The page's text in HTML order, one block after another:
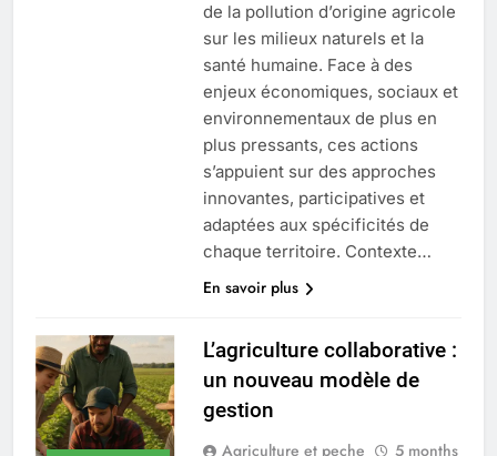
de la pollution d’origine agricole
sur les milieux naturels et la
santé humaine. Face à des
enjeux économiques, sociaux et
environnementaux de plus en
plus pressants, ces actions
s’appuient sur des approches
innovantes, participatives et
adaptées aux spécificités de
chaque territoire. Contexte…
En savoir plus
L’agriculture collaborative :
un nouveau modèle de
gestion
Agriculture et peche
5 months